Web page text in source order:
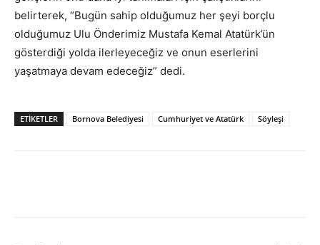
belirterek, “Bugün sahip olduğumuz her şeyi borçlu
olduğumuz Ulu Önderimiz Mustafa Kemal Atatürk’ün
gösterdiği yolda ilerleyeceğiz ve onun eserlerini
yaşatmaya devam edeceğiz” dedi.
ETİKETLER Bornova Belediyesi Cumhuriyet ve Atatürk Söyleşi